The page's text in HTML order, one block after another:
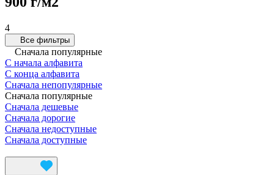
4
Все фильтры
Сначала популярные
С начала алфавита
С конца алфавита
Сначала непопулярные
Сначала популярные
Сначала дешевые
Сначала дорогие
Сначала недоступные
Сначала доступные